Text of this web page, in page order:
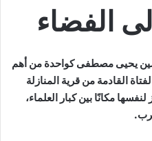
الفضاء
يحيى مصطفى كواحدة من أهم
القادمة من قرية المنازلة
مكانًا بين كبار العلماء،